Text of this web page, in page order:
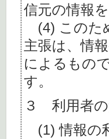
信元の情報
(4) このた
主張は、情
によるもの
す。
３ 利用者
(1) 情報の